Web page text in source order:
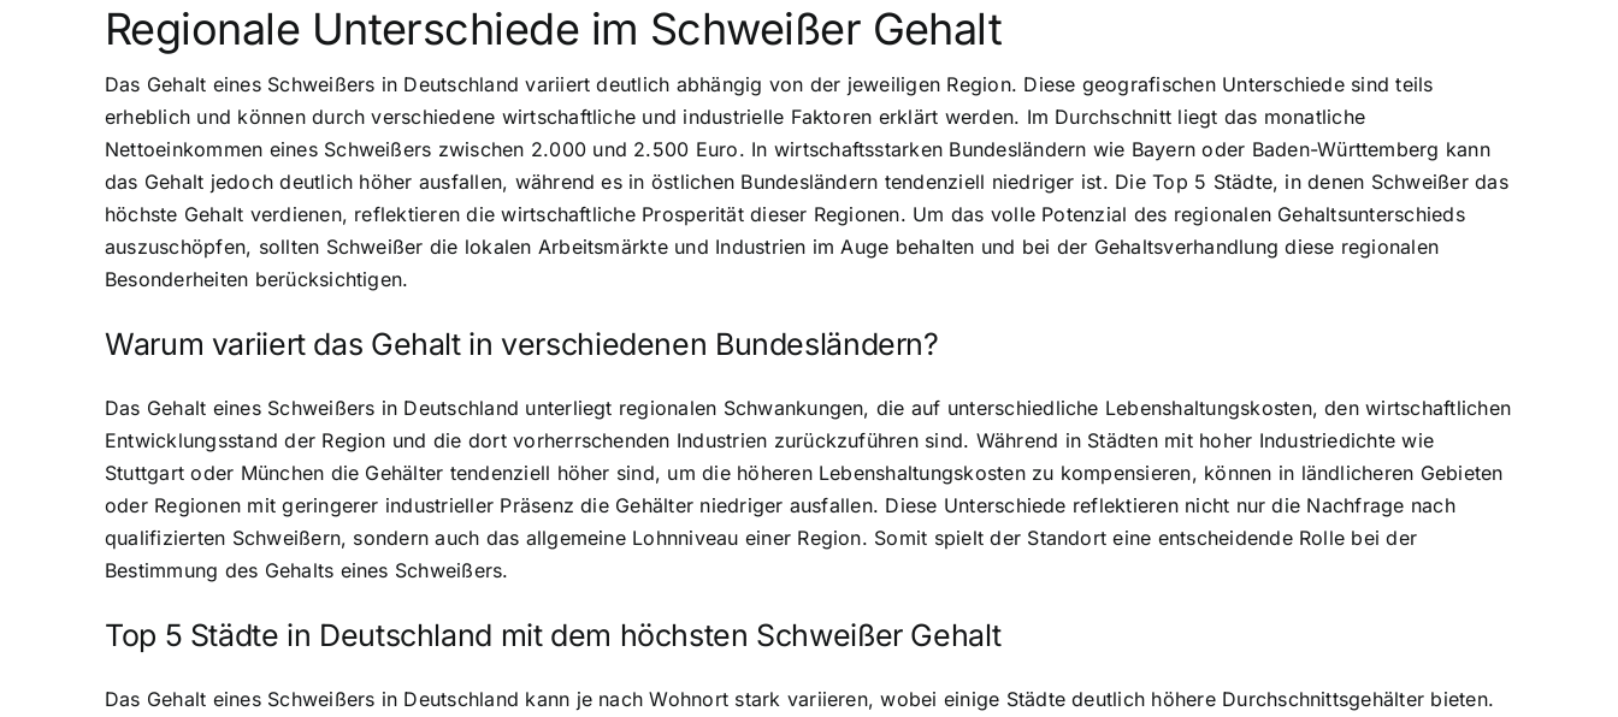
Regionale Unterschiede im Schweißer Gehalt
Das Gehalt eines Schweißers in Deutschland variiert deutlich abhängig von der jeweiligen Region. Diese geografischen Unterschiede sind teils
erheblich und können durch verschiedene wirtschaftliche und industrielle Faktoren erklärt werden. Im Durchschnitt liegt das monatliche
Nettoeinkommen eines Schweißers zwischen 2.000 und 2.500 Euro. In wirtschaftsstarken Bundesländern wie Bayern oder Baden-Württemberg kann
das Gehalt jedoch deutlich höher ausfallen, während es in östlichen Bundesländern tendenziell niedriger ist. Die Top 5 Städte, in denen Schweißer das
höchste Gehalt verdienen, reflektieren die wirtschaftliche Prosperität dieser Regionen. Um das volle Potenzial des regionalen Gehaltsunterschieds
auszuschöpfen, sollten Schweißer die lokalen Arbeitsmärkte und Industrien im Auge behalten und bei der Gehaltsverhandlung diese regionalen
Besonderheiten berücksichtigen.
Warum variiert das Gehalt in verschiedenen Bundesländern?
Das Gehalt eines Schweißers in Deutschland unterliegt regionalen Schwankungen, die auf unterschiedliche Lebenshaltungskosten, den wirtschaftlichen
Entwicklungsstand der Region und die dort vorherrschenden Industrien zurückzuführen sind. Während in Städten mit hoher Industriedichte wie
Stuttgart oder München die Gehälter tendenziell höher sind, um die höheren Lebenshaltungskosten zu kompensieren, können in ländlicheren Gebieten
oder Regionen mit geringerer industrieller Präsenz die Gehälter niedriger ausfallen. Diese Unterschiede reflektieren nicht nur die Nachfrage nach
qualifizierten Schweißern, sondern auch das allgemeine Lohnniveau einer Region. Somit spielt der Standort eine entscheidende Rolle bei der
Bestimmung des Gehalts eines Schweißers.
Top 5 Städte in Deutschland mit dem höchsten Schweißer Gehalt
Das Gehalt eines Schweißers in Deutschland kann je nach Wohnort stark variieren, wobei einige Städte deutlich höhere Durchschnittsgehälter bieten.